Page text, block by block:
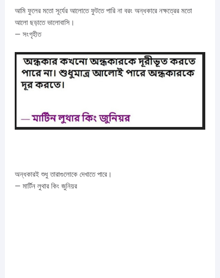
আমি ফুলের মতো সূর্যের আলোতে ফুটতে পারি না বরং অন্ধকারে নক্ষত্রের মতো
আলো ছড়াতে ভালোবাসি।
— সংগৃহীত
অন্ধকারই শুধু তারাগুলোকে দেখাতে পারে।
— মার্টিন লুথার কিং জুনিয়র